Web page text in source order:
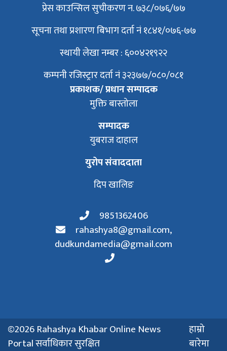
प्रेस काउन्सिल सुचीकरण न. ७३८/०७६/७७
सूचना तथा प्रशारण बिभाग दर्ता नं १८४१/०७६-७७
स्थायी लेखा नम्बर : ६००४२१९२२
कम्पनी रजिस्ट्रार दर्ता नं ३२३७७/०८०/०८१
प्रकाशक/ प्रधान सम्पादक
मुक्ति बास्तोला
सम्पादक
युबराज दाहाल
युरोप संवाददाता
दिप खालिङ
9851362406
rahashya8@gmail.com,
dudkundamedia@gmail.com
©2026 Rahashya Khabar Online News
Portal सर्वाधिकार सुरक्षित
हाम्रो
बारेमा